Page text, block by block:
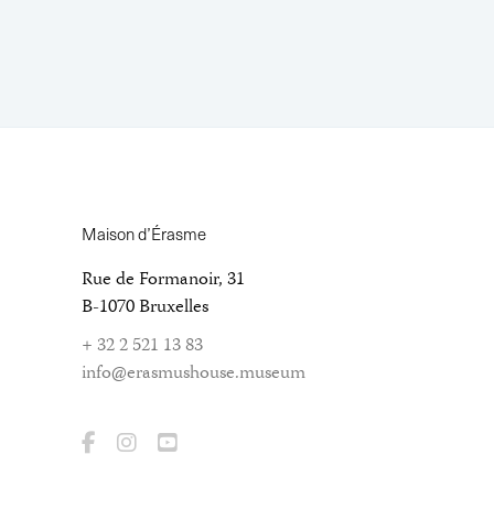
Maison d’Érasme
Rue de Formanoir, 31
B-1070 Bruxelles
+ 32 2 521 13 83
info@erasmushouse.museum